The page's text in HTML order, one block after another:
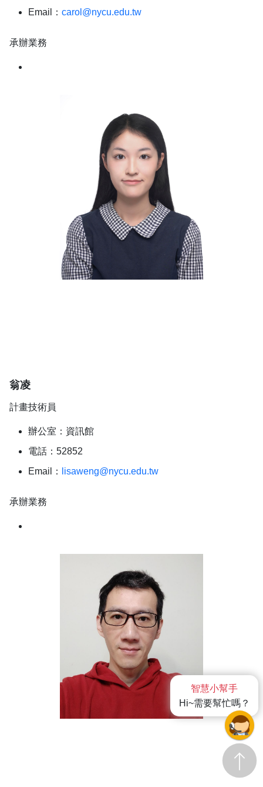
Email： carol@nycu.edu.tw
承辦業務
翁凌
計畫技術員
辦公室：資訊館
電話：52852
Email：
lisaweng@nycu.edu.tw
承辦業務
智慧小幫手
Hi~需要幫忙嗎？